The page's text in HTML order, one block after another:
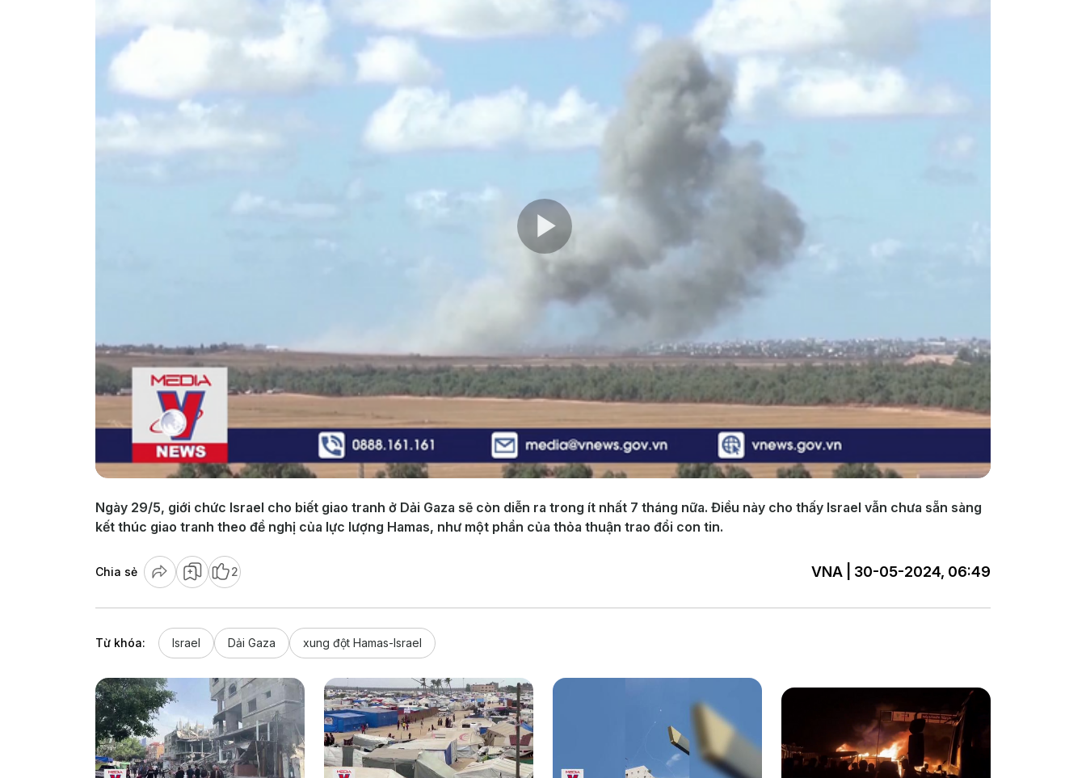
Play
Video
Ngày 29/5, giới chức Israel cho biết giao tranh ở Dải Gaza sẽ còn diễn ra trong ít nhất 7 tháng nữa. Điều này cho thấy Israel vẫn chưa sẵn sàng
kết thúc giao tranh theo đề nghị của lực lượng Hamas, như một phần của thỏa thuận trao đổi con tin.
Chia sẻ 2 VNA | 30-05-2024, 06:49
Từ khóa: Israel Dải Gaza xung đột Hamas-Israel